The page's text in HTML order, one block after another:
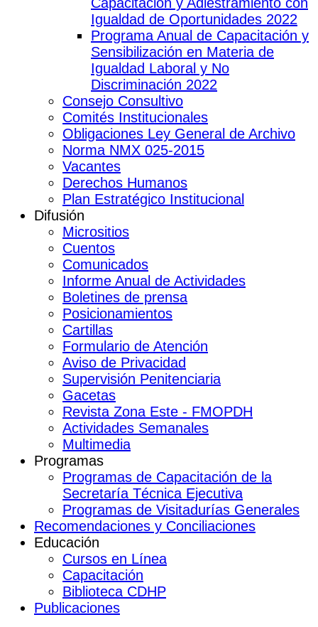
Igualdad de Oportunidades 2022
Programa Anual de Capacitación y
Sensibilización en Materia de
Igualdad Laboral y No
Discriminación 2022
Consejo Consultivo
Comités Institucionales
Obligaciones Ley General de Archivo
Norma NMX 025-2015
Vacantes
Derechos Humanos
Plan Estratégico Institucional
Difusión
Micrositios
Cuentos
Comunicados
Informe Anual de Actividades
Boletines de prensa
Posicionamientos
Cartillas
Formulario de Atención
Aviso de Privacidad
Supervisión Penitenciaria
Gacetas
Revista Zona Este - FMOPDH
Actividades Semanales
Multimedia
Programas
Programas de Capacitación de la
Secretaría Técnica Ejecutiva
Programas de Visitadurías Generales
Recomendaciones y Conciliaciones
Educación
Cursos en Línea
Capacitación
Biblioteca CDHP
Publicaciones